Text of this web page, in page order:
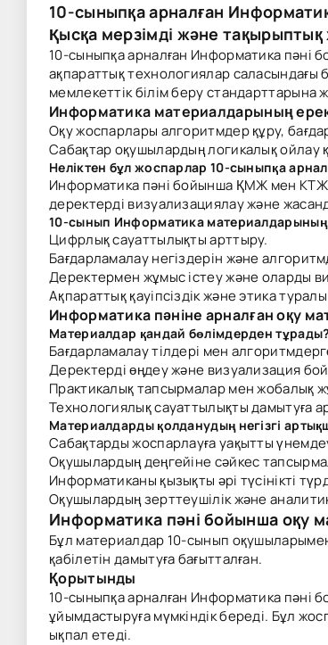
10-сыныпқа арналған
Қысқа мерзімді және
10-сыныпқа арналған Информатика пәні
ақпараттық технологиялар саласындағы
мемлекеттік білім беру стандарттарына
Информатика материалдарының
Оқу жоспарлары алгоритмдер құру,
Сабақтар оқушылардың логикалық ойлау
Неліктен бұл жоспарлар 10-сыныпқа
Информатика пәні бойынша ҚМЖ мен КТЖ
деректерді визуализациялау және
10-сынып Информатика
Цифрлық сауаттылықты арттыру.
Бағдарламалау негіздерін және
Деректермен жұмыс істеу және оларды
Ақпараттық қауіпсіздік және этика
Информатика пәніне арналған оқу
Материалдар қандай бөлімдерден тұрады?
Бағдарламалау тілдері мен
Деректерді өңдеу және визуализация
Практикалық тапсырмалар мен жобалық
Технологиялық сауаттылықты дамытуға
Материалдарды қолданудың негізгі
Сабақтарды жоспарлауға уақытты
Оқушылардың деңгейіне сәйкес
Информатиканы қызықты әрі түсінікті
Оқушылардың зерттеушілік және
Информатика пәні бойынша оқу
Бұл материалдар 10-сынып
қабілетін дамытуға бағытталған.
Қорытынды
10-сыныпқа арналған Информатика пәні
ұйымдастыруға мүмкіндік береді. Бұл
ықпал етеді.